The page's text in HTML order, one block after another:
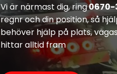
Vi är närmast dig, ring0670-
regnr och din position, så
behöver hjälp på plats,
hittar alltid fram